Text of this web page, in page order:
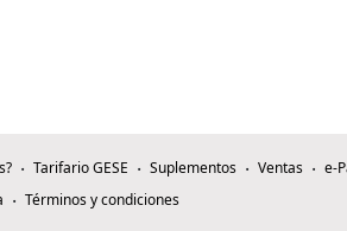
Tarifario GESE Suplementos Ventas
e-
Términos y condiciones